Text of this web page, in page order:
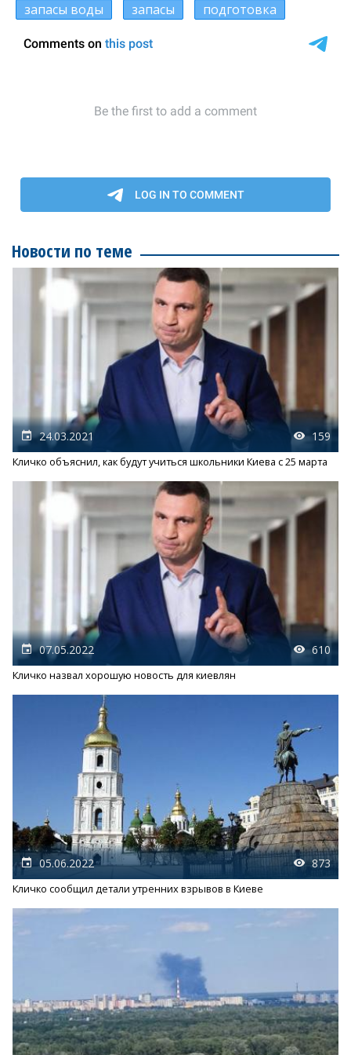
запасы воды
запасы подготовка
Новости по теме
24.03.2021 159
Кличко объяснил, как будут учиться школьники Киева с 25 марта
07.05.2022 610
Кличко назвал хорошую новость для киевлян
05.06.2022 873
Кличко сообщил детали утренних взрывов в Киеве